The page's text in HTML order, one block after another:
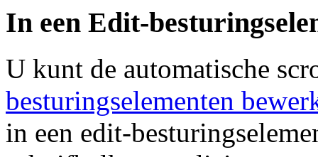
In een Edit-
U kunt de automatische
besturingselementen
in een edit-